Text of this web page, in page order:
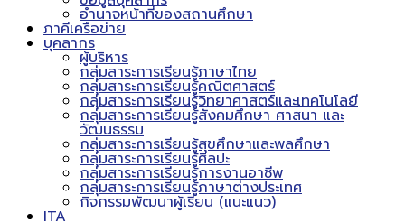
อำนาจหน้าที่ของสถานศึกษา
ภาคีเครือข่าย
บุคลากร
ผู้บริหาร
กลุ่มสาระการเรียนรู้ภาษาไทย
กลุ่มสาระการเรียนรู้คณิตศาสตร์
กลุ่มสาระการเรียนรู้วิทยาศาสตร์และเทคโนโลยี
กลุ่มสาระการเรียนรู้สังคมศึกษา ศาสนา และ
วัฒนธรรม
กลุ่มสาระการเรียนรู้สุขศึกษาและพลศึกษา
กลุ่มสาระการเรียนรู้ศิลปะ
กลุ่มสาระการเรียนรู้การงานอาชีพ
กลุ่มสาระการเรียนรู้ภาษาต่างประเทศ
กิจกรรมพัฒนาผู้เรียน (แนะแนว)
ITA